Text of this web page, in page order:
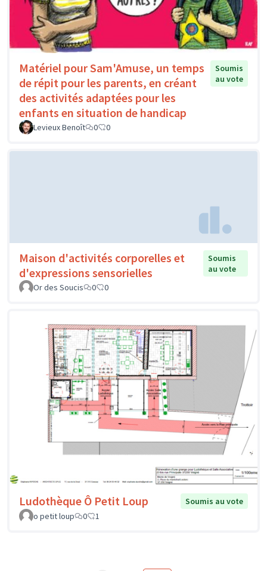
Matériel pour Sam'Amuse, un temps
de répit pour les parents, en créant
des activités adaptées pour les
enfants en situation de handicap
Soumis
au vote
Levieux Benoît 0 0
Maison d'activités corporelles et
d'expressions sensorielles
Soumis
au vote
Or des Soucis
0 0
Ludothèque Ô Petit Loup
Soumis au vote
o petit loup
0 1